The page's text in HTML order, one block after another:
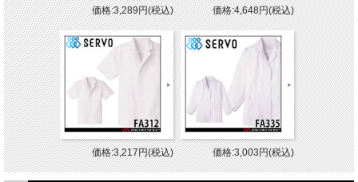
価格:3,289円(税込) 価格:4,648円(税込)
価格:3,217円(税込) 価格:3,003円(税込)